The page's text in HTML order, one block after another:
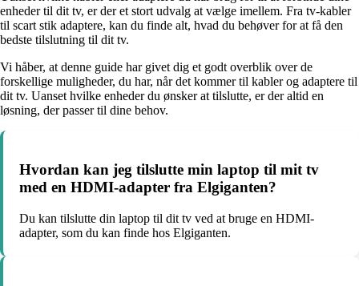
enheder til dit tv, er der et stort udvalg at vælge imellem. Fra tv-kabler
til scart stik adaptere, kan du finde alt, hvad du behøver for at få den
bedste tilslutning til dit tv.
Vi håber, at denne guide har givet dig et godt overblik over de
forskellige muligheder, du har, når det kommer til kabler og adaptere til
dit tv. Uanset hvilke enheder du ønsker at tilslutte, er der altid en
løsning, der passer til dine behov.
Hvordan kan jeg tilslutte min laptop til mit tv
med en HDMI-adapter fra Elgiganten?
Du kan tilslutte din laptop til dit tv ved at bruge en HDMI-
adapter, som du kan finde hos Elgiganten.